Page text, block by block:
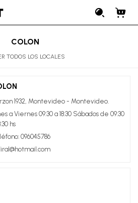
COLON
TODOS LOS LOCALES
1932, Montevideo - Montevideo.
a Viernes 09:30 a 18:30 Sábados de 09:30
hs
096045786